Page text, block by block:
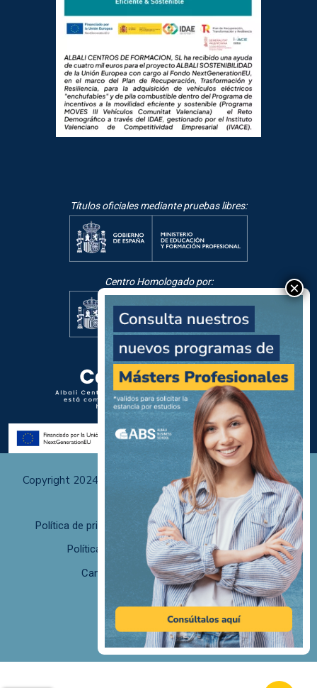
Títulos oficiales mediante pruebas libres:
Centro Homologado por:
Copyright 2024 Albali Centros de Formación | Todos los
derechos reservados
Política de privacidad
Políticas de uso y cookies
Política de calidad
F. desistimiento
Canal de Denuncias/Canal Ético